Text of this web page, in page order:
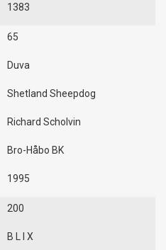
1383
65
Duva
Shetland Sheepdog
Richard Scholvin
Bro-Håbo BK
1995
200
B L I X